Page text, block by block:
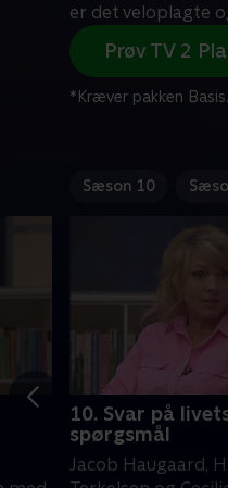
er det veloplagte
Prøv TV 2
*Kræver pakken
Sæson 10
10. Svar på
spørgsmål
Jacob Haugaard,